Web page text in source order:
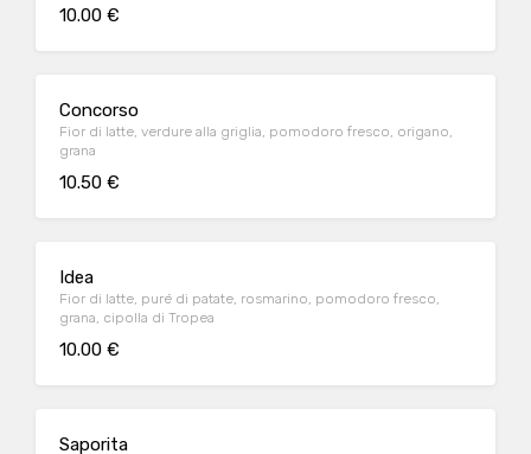
10.00 €
Concorso
Fior di latte, verdure alla griglia, pomodoro fresco, origano,
grana
10.50 €
Idea
Fior di latte, puré di patate, rosmarino, pomodoro fresco,
grana, cipolla di Tropea
10.00 €
Saporita